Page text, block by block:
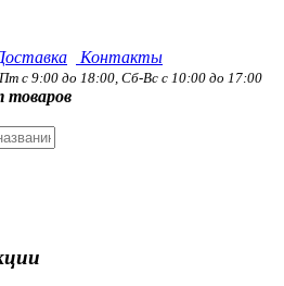
Контакты
с 9:00 до 18:00, Сб-Вс с 10:00 до 17:00
товаров